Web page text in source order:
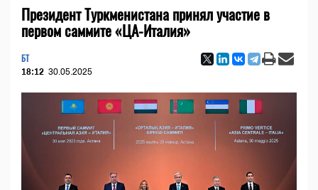
Президент Туркменистана принял участие в
первом саммите «ЦА-Италия»
БТ
18:12 30.05.2025